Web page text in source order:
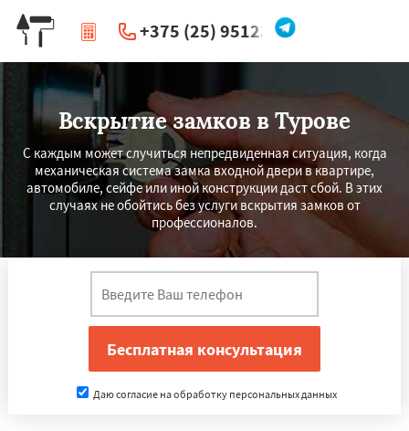
+375 (25) 951234
| Перезвоните мне
Вскрытие замков в Турове
С каждым может случиться непредвиденная ситуация, когда
механическая система замка входной двери в квартире,
автомобиле, сейфе или иной конструкции даст сбой. В этих
случаях не обойтись без услуги вскрытия замков от
профессионалов.
Даю согласие на обработку персональных данных